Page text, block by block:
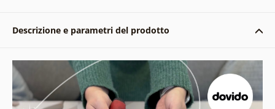
Descrizione e parametri del prodotto